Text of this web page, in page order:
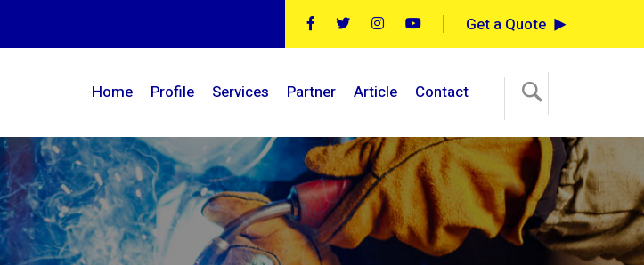
Get a Quote
Home Profile Services Partner Article Contact